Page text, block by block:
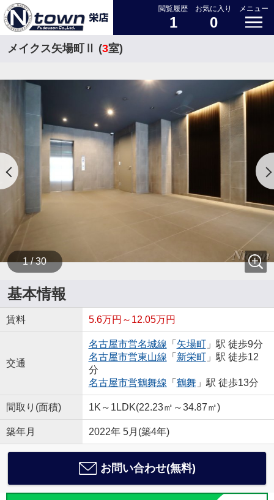
閲覧履歴
1
お気に入り
0
メニュー
メイクス矢場町Ⅱ (3室)
1 / 30
基本情報
賃料 5.6万円～12.05万円
交通
名古屋市営名城線 「 矢場町」駅 徒歩9分
名古屋市営東山線 「 新栄町」駅 徒歩12
分
名古屋市営鶴舞線 「 鶴舞」駅 徒歩13分
間取り(面積) 1K～1LDK(22.23㎡～34.87㎡)
築年月 2022年 5月(築4年)
お問い合わせ(無料)